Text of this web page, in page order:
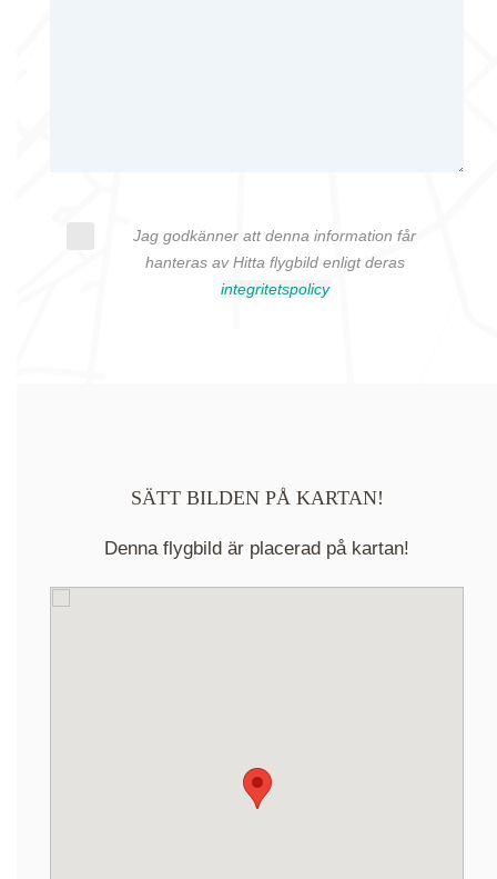
Jag godkänner att denna information får
hanteras av Hitta flygbild enligt deras
integritetspolicy
SÄTT BILDEN PÅ KARTAN!
Denna flygbild är placerad på kartan!